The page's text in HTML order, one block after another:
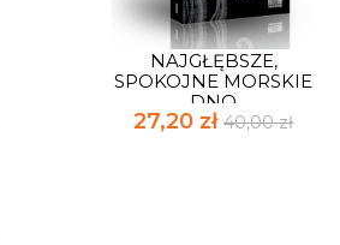
NAJGŁĘBSZE,
SPOKOJNE MORSKIE
DNO
27,20 zł40,00 zł